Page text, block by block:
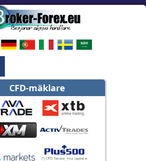
CFD-mäklare